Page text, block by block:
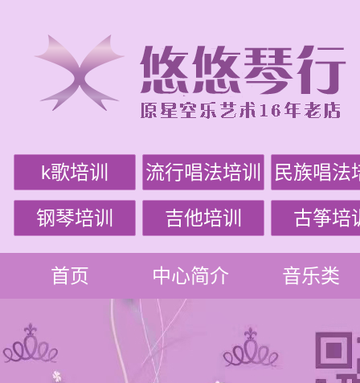
k歌培训 流行唱法培训 民族唱法
钢琴培训 吉他培训 古筝培
首页 中心简介 音乐类